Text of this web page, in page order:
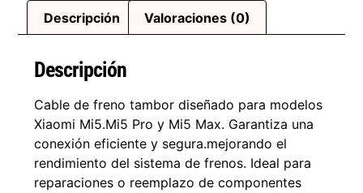
Descripción Valoraciones (0)
Descripción
Cable de freno tambor diseñado para modelos
Xiaomi Mi5.Mi5 Pro y Mi5 Max. Garantiza una
conexión eficiente y segura.mejorando el
rendimiento del sistema de frenos. Ideal para
reparaciones o reemplazo de componentes